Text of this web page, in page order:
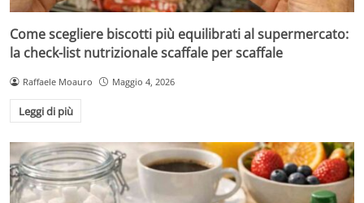
Come scegliere biscotti più equilibrati al supermercato:
la check-list nutrizionale scaffale per scaffale
Raffaele Moauro Maggio 4, 2026
Leggi di più